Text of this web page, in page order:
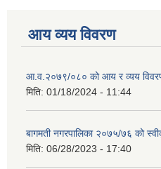
आय व्यय विवरण
आ.व.२०७९/०८० को आय र व्यय
मिति: 01/18/2024 - 11:44
बागमती नगरपालिका २०७५/७६ को
मिति: 06/28/2023 - 17:40